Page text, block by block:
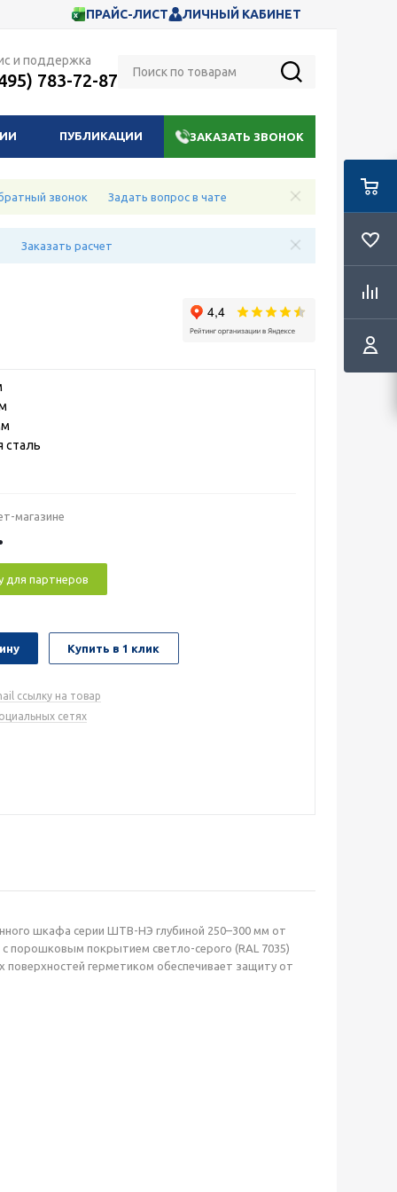
ПРАЙС-ЛИСТ ЛИЧНЫЙ КАБИНЕТ
и поддержка
783-72-87
ПУБЛИКАЦИИ ЗАКАЗАТЬ ЗВОНОК
звонок Задать вопрос в чате
Заказать расчет
сталь
магазине
для партнеров
Купить в 1 клик
ссылку на товар
сетях
шкафа серии ШТВ-НЭ глубиной 250–300 мм от
порошковым покрытием светло-серого (RAL 7035)
герметиком обеспечивает защиту от